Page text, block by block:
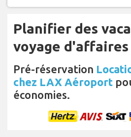
Planifier des
voyage d'affaires
Pré-réservation
chez LAX Aéroport
économies.